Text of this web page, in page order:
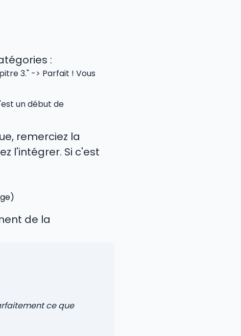
:
3." -> Parfait ! Vous
un début de
remerciez la
l'intégrer. Si c'est
de la
ce que